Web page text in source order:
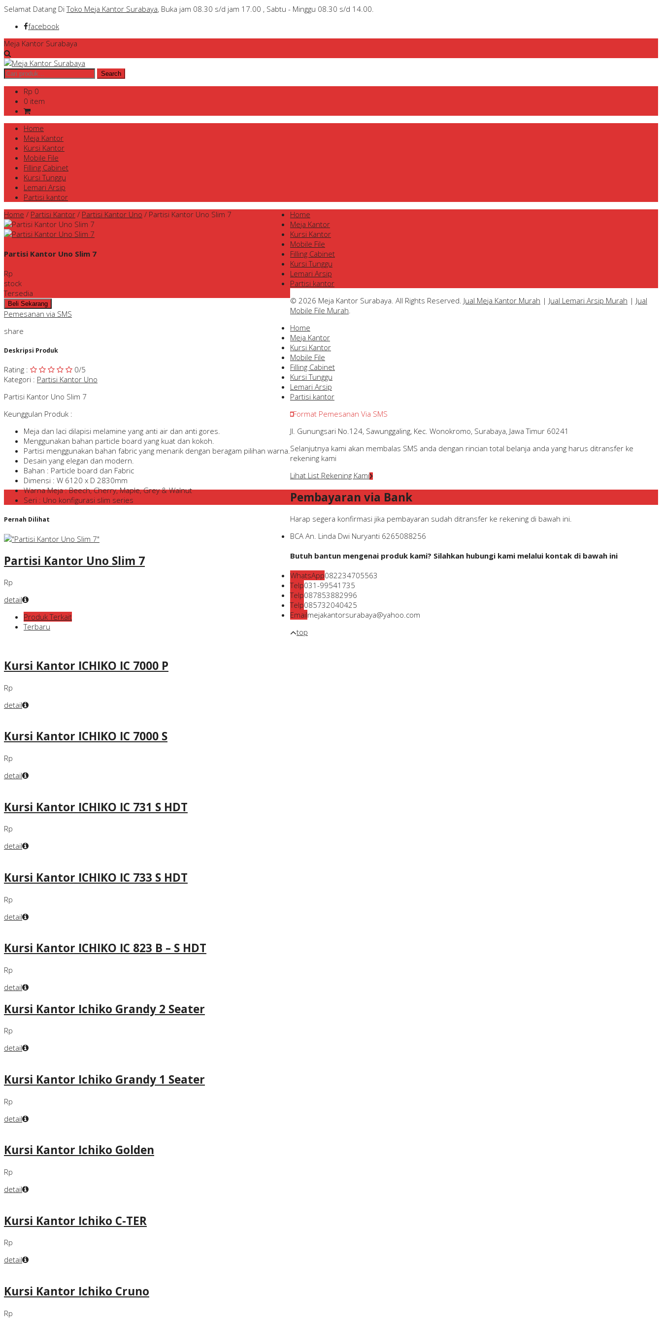
Selamat Datang DiToko Meja Kantor Surabaya, Buka jam 08.30 s/d jam 17.00 , Sabtu - Minggu 08.30 s/d 14.00.
facebook
Meja Kantor Surabaya
Rp 0
0 item
Home
Meja Kantor
Kursi Kantor
Mobile File
Filling Cabinet
Kursi Tunggu
Lemari Arsip
Partisi kantor
Home / Partisi Kantor / Partisi Kantor Uno / Partisi Kantor Uno Slim 7
Partisi Kantor Uno Slim 7
Rp
stock
Tersedia
Pemesanan via SMS
share
Deskripsi Produk
Rating : 0/5
Kategori : Partisi Kantor Uno
Partisi Kantor Uno Slim 7
Keunggulan Produk :
Meja dan laci dilapisi melamine yang anti air dan anti gores.
Menggunakan bahan particle board yang kuat dan kokoh.
Partisi menggunakan bahan fabric yang menarik dengan beragam pilihan warna.
Desain yang elegan dan modern.
Bahan : Particle board dan Fabric
Dimensi : W 6120 x D 2830mm
Warna Meja : Beech, Cherry, Maple, Grey & Walnut
Seri : Uno konfigurasi slim series
Pernah Dilihat
Partisi Kantor Uno Slim 7
Rp
detail
Produk Terkait
Terbaru
Kursi Kantor ICHIKO IC 7000 P
Rp
detail
Kursi Kantor ICHIKO IC 7000 S
Rp
detail
Kursi Kantor ICHIKO IC 731 S HDT
Rp
detail
Kursi Kantor ICHIKO IC 733 S HDT
Rp
detail
Kursi Kantor ICHIKO IC 823 B – S HDT
Rp
detail
Kursi Kantor Ichiko Grandy 2 Seater
Rp
detail
Kursi Kantor Ichiko Grandy 1 Seater
Rp
detail
Kursi Kantor Ichiko Golden
Rp
detail
Kursi Kantor Ichiko C-TER
Rp
detail
Kursi Kantor Ichiko Cruno
Rp
Home
Meja Kantor
Kursi Kantor
Mobile File
Filling Cabinet
Kursi Tunggu
Lemari Arsip
Partisi kantor
© 2026 Meja Kantor Surabaya. All Rights Reserved. Jual Meja Kantor Murah | Jual Lemari Arsip Murah | Jual
Mobile File Murah.
Home
Meja Kantor
Kursi Kantor
Mobile File
Filling Cabinet
Kursi Tunggu
Lemari Arsip
Partisi kantor
Format Pemesanan Via SMS
Jl. Gunungsari No.124, Sawunggaling, Kec. Wonokromo, Surabaya, Jawa Timur 60241
Selanjutnya kami akan membalas SMS anda dengan rincian total belanja anda yang harus ditransfer ke
rekening kami
Lihat List Rekening Kami
Pembayaran via Bank
Harap segera konfirmasi jika pembayaran sudah ditransfer ke rekening di bawah ini.
BCA An. Linda Dwi Nuryanti 6265088256
Butuh bantun mengenai produk kami? Silahkan hubungi kami melalui kontak di bawah ini
WhatsApp082234705563
Telp031-99541735
Telp087853882996
Telp085732040425
Emailmejakantorsurabaya@yahoo.com
top